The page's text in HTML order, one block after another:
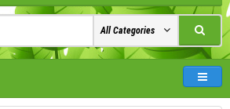
All Categories